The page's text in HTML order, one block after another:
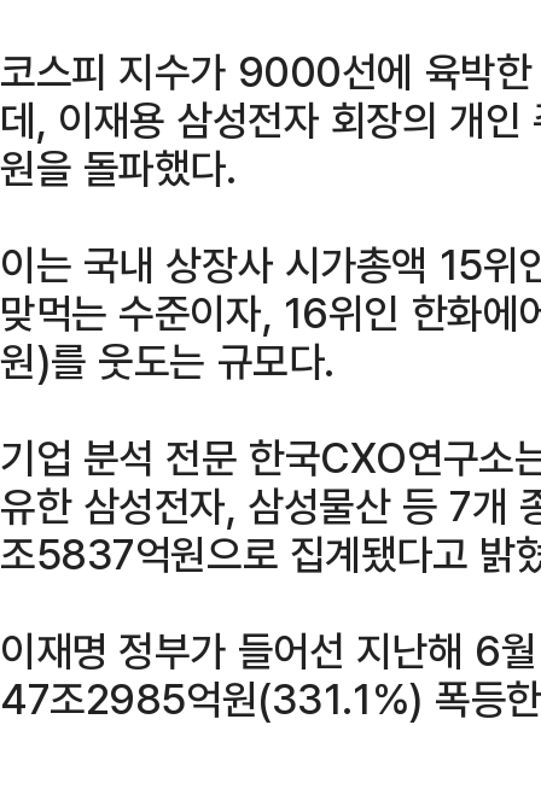
코스피 지수가 9000선에 육박
데, 이재용 삼성전자 회장의 개
원을 돌파했다.
이는 국내 상장사 시가총액 15
맞먹는 수준이자, 16위인 한화
원)를 웃도는 규모다.
기업 분석 전문 한국CXO연구소
유한 삼성전자, 삼성물산 등 7개
조5837억원으로 집계됐다고 밝
이재명 정부가 들어선 지난해 6
47조2985억원(331.1%) 폭등